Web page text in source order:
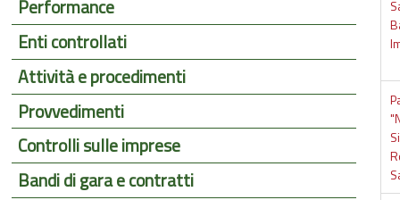
Performance
Enti controllati
Attività e procedimenti
Provvedimenti
Controlli sulle imprese
Bandi di gara e contratti